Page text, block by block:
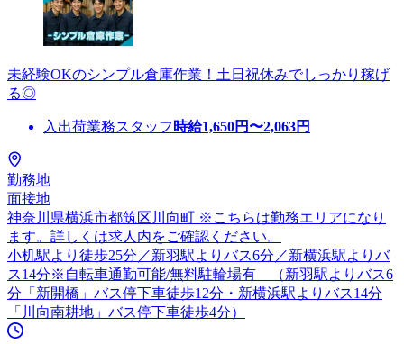
未経験OKのシンプル倉庫作業！土日祝休みでしっかり稼げ
る◎
入出荷業務スタッフ 時給1,650円〜2,063円
勤務地
面接地
神奈川県横浜市都筑区川向町 ※こちらは勤務エリアになり
ます。詳しくは求人内をご確認ください。
小机駅より徒歩25分／新羽駅よりバス6分／新横浜駅よりバ
ス14分※自転車通勤可能/無料駐輪場有 （新羽駅よりバス6
分「新開橋」バス停下車徒歩12分・新横浜駅よりバス14分
「川向南耕地」バス停下車徒歩4分）